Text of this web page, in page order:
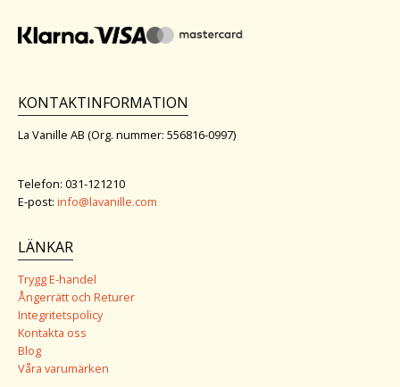
KONTAKTINFORMATION
La Vanille AB (Org. nummer: 556816-0997)
Telefon: 031-121210
E-post: info@lavanille.com
LÄNKAR
Trygg E-handel
Ångerrätt och Returer
Integritetspolicy
Kontakta oss
Blog
Våra varumärken